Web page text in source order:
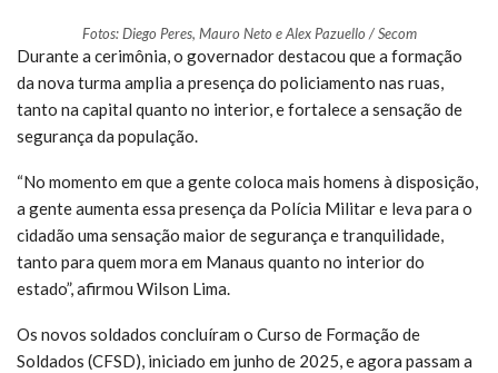
Fotos: Diego Peres, Mauro Neto e Alex Pazuello / Secom
Durante a cerimônia, o governador destacou que a formação
da nova turma amplia a presença do policiamento nas ruas,
tanto na capital quanto no interior, e fortalece a sensação de
segurança da população.
“No momento em que a gente coloca mais homens à disposição,
a gente aumenta essa presença da Polícia Militar e leva para o
cidadão uma sensação maior de segurança e tranquilidade,
tanto para quem mora em Manaus quanto no interior do
estado”, afirmou Wilson Lima.
Os novos soldados concluíram o Curso de Formação de
Soldados (CFSD), iniciado em junho de 2025, e agora passam a